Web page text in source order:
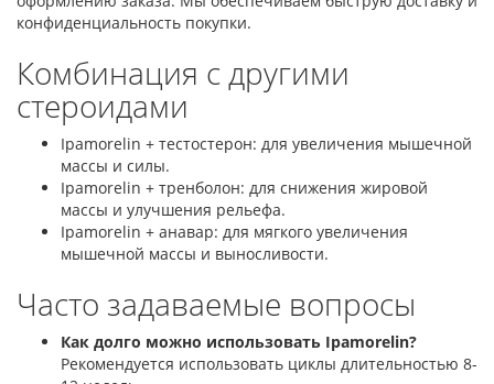
конфиденциальность покупки.
Комбинация с другими
стероидами
Ipamorelin + тестостерон: для увеличения мышечной
массы и силы.
Ipamorelin + тренболон: для снижения жировой
массы и улучшения рельефа.
Ipamorelin + анавар: для мягкого увеличения
мышечной массы и выносливости.
Часто задаваемые вопросы
Как долго можно использовать Ipamorelin?
Рекомендуется использовать циклы длительностью 8-